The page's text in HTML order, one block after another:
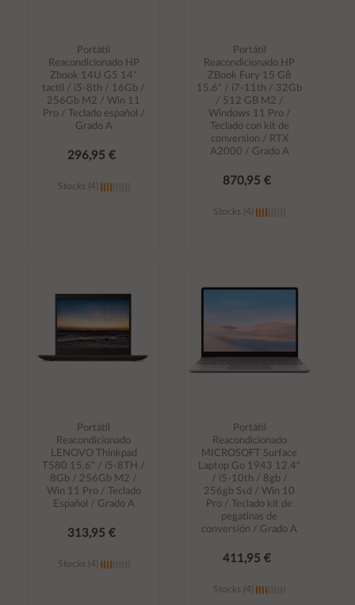
Portátil
Reacondicionado HP
Zbook 14U G5 14"
tactil / i5-8th / 16Gb /
256Gb M2 / Win 11
Pro / Teclado español /
Grado A
296,95 €
Stocks (4)
Portátil
Reacondicionado HP
ZBook Fury 15 G8
15.6" / i7-11th / 32Gb
/ 512 GB M2 /
Windows 11 Pro /
Teclado con kit de
conversion / RTX
A2000 / Grado A
870,95 €
Stocks (4)
carrito
Portátil
Reacondicionado
LENOVO Thinkpad
T580 15.6" / i5-8TH /
8Gb / 256Gb M2 /
Win 11 Pro / Teclado
Español / Grado A
313,95 €
Stocks (4)
Portátil
Reacondicionado
MICROSOFT Surface
Laptop Go 1943 12.4"
/ i5-10th / 8gb /
256gb Ssd / Win 10
Pro / Teclado kit de
pegatinas de
conversión / Grado A
411,95 €
Stocks (4)